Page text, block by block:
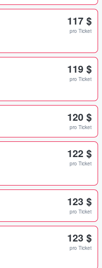
117 $
pro Ticket
119 $
pro Ticket
120 $
pro Ticket
122 $
pro Ticket
123 $
pro Ticket
123 $
pro Ticket